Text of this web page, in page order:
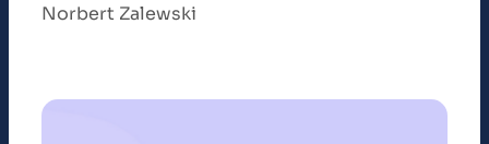
Norbert Zalewski